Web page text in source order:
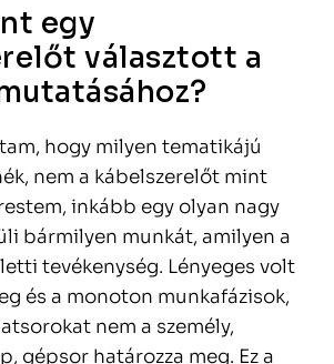
egy
választott a
hogy milyen tematikájú
nem a kábelszerelőt mint
inkább egy olyan nagy
bármilyen munkát, amilyen a
tevékenység. Lényeges volt
és a monoton munkafázisok,
nem a személy,
gépsor határozza meg. Ez a